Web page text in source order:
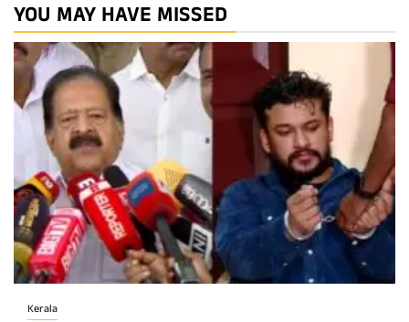
YOU MAY HAVE MISSED
Kerala